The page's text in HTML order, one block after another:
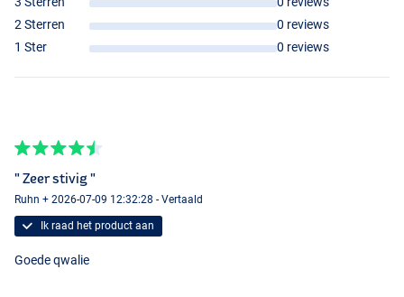
2 Sterren
0 reviews
1 Ster
0 reviews
" Zeer stivig "
Ruhn + 2026-07-09 12:32:28 - Vertaald
Ik raad het product aan
Goede qwalie